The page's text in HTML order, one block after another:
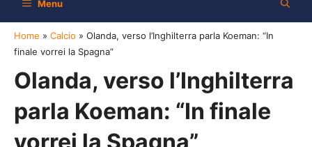
Menu
Home » Calcio » Olanda, verso l’Inghilterra parla Koeman: “In
finale vorrei la Spagna”
Olanda, verso l’Inghilterra
parla Koeman: “In finale
vorrei la Spagna”